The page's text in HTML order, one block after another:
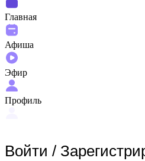
Главная
Афиша
Эфир
Профиль
Войти /